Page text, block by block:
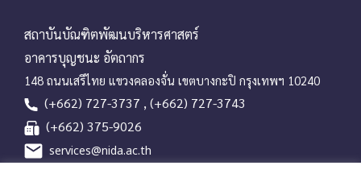
สถาบันบัณฑิตพัฒนบริหารศาสตร์
อาคารบุญชนะ อัตถากร
148 ถนนเสรีไทย แขวงคลองจั่น เขตบางกะปิ กรุงเทพฯ 10240
(+662) 727-3737 , (+662) 727-3743
(+662) 375-9026
services@nida.ac.th